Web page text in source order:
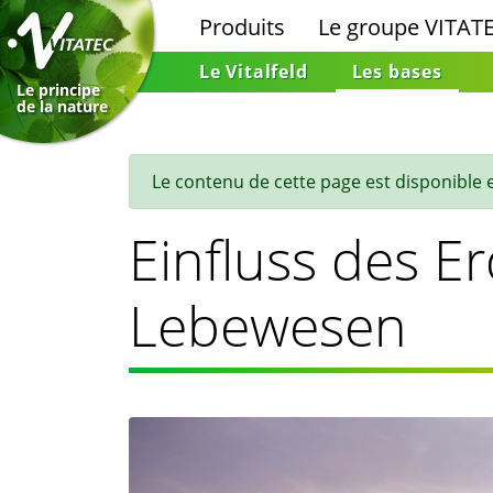
Le principe
de la nature
Produits Le groupe
Le Vitalfeld Les bases
Le contenu de cette page est disponible
Einfluss des
Lebewesen